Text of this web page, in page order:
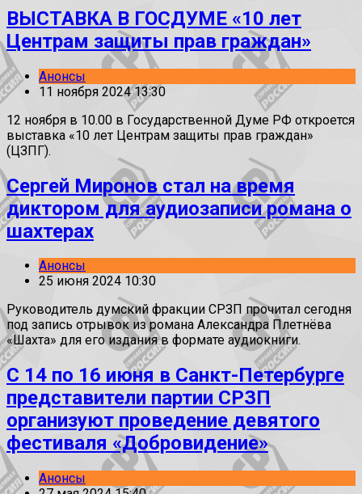
ВЫСТАВКА В ГОСДУМЕ «10 лет
Центрам защиты прав граждан»
Анонсы
11 ноября 2024 13:30
12 ноября в 10.00 в Государственной Думе РФ откроется
выставка «10 лет Центрам защиты прав граждан»
(ЦЗПГ).
Сергей Миронов стал на время
диктором для аудиозаписи романа о
шахтерах
Анонсы
25 июня 2024 10:30
Руководитель думский фракции СРЗП прочитал сегодня
под запись отрывок из романа Александра Плетнёва
«Шахта» для его издания в формате аудиокниги.
С 14 по 16 июня в Санкт-Петербурге
представители партии СРЗП
организуют проведение девятого
фестиваля «Добровидение»
Анонсы